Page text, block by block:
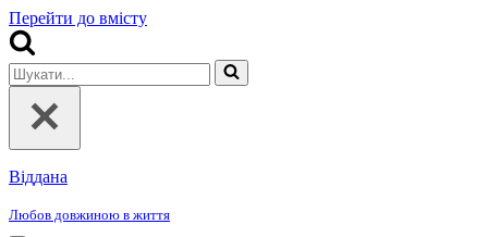
Перейти до вмісту
Шукати...
Віддана
Любов довжиною в життя